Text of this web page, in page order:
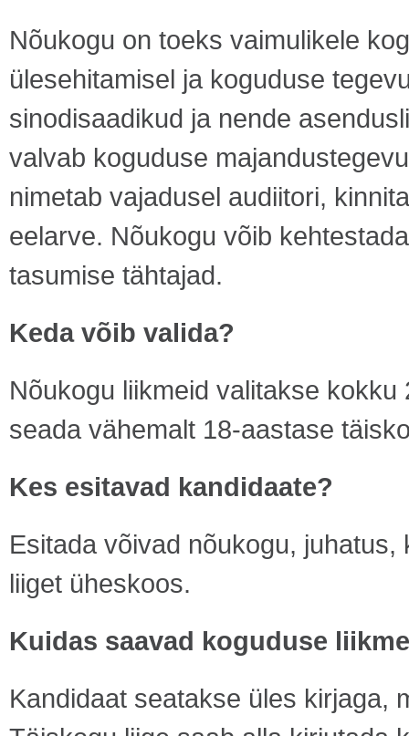
Nõukogu on toeks vaimulikele
ülesehitamisel ja koguduse
sinodisaadikud ja nende
valvab koguduse
nimetab vajadusel audiitori,
eelarve. Nõukogu võib
tasumise tähtajad.
Keda võib valida?
Nõukogu liikmeid valitakse
seada vähemalt 18-aastase
Kes esitavad kandidaate?
Esitada võivad nõukogu,
liiget üheskoos.
Kuidas saavad koguduse
Kandidaat seatakse üles kirjaga,